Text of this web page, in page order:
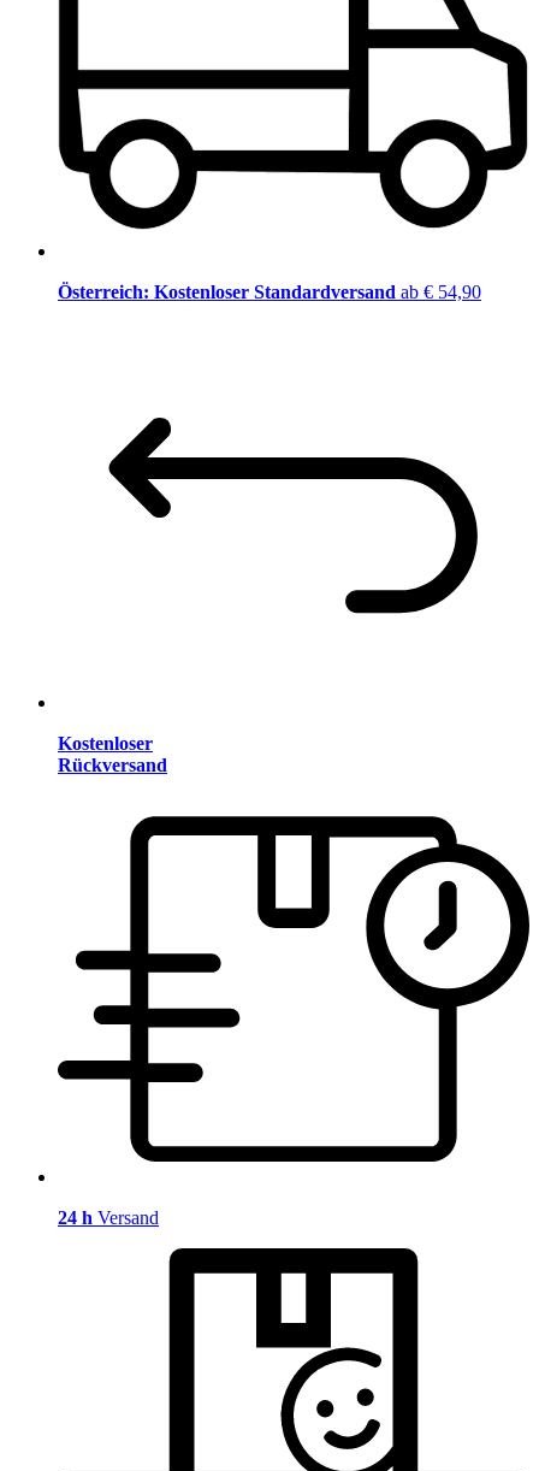
Österreich: Kostenloser Standardversand ab € 54,90
Kostenloser
Rückversand
24 h Versand